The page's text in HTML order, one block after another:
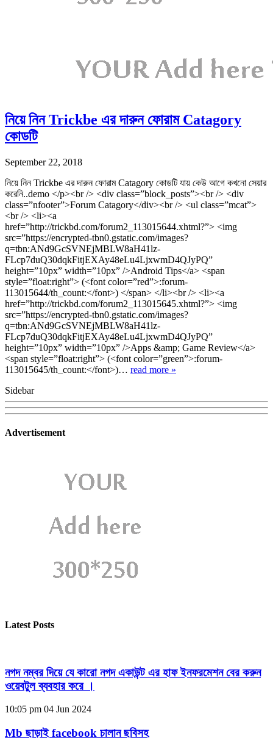
নিয়ে নিন Trickbe এর দারুন ফোরাম Catagory
কোডটি
September 22, 2018
নিয়ে নিন Trickbe এর দারুন ফোরাম Catagory কোডটি যায় কেউ আগে কখনো সেয়ার
করেনি..demo </p><br /> <div class=”block_posts”><br /> <div
class=”nfooter”>Forum Catagory</div><br /> <ul class=”mcat”>
<br /> <li><a
href=”http://trickbd.com/forum2_113015644.xhtml?”> <img
src=”https://encrypted-tbn0.gstatic.com/images?
q=tbn:ANd9GcSVNEjMBLW8aH41lz-
FLcp7duQ30dqkFitjEXAy48eLu4LjxwmD4QJyPQ”
height=”10px” width=”10px” />Android Tips</a> <span
style=”float:right”> (<font color=”red”>:forum-
113015644/th_count:</font>) </span> </li><br /> <li><a
href=”http://trickbd.com/forum2_113015645.xhtml?”> <img
src=”https://encrypted-tbn0.gstatic.com/images?
q=tbn:ANd9GcSVNEjMBLW8aH41lz-
FLcp7duQ30dqkFitjEXAy48eLu4LjxwmD4QJyPQ”
height=”10px” width=”10px” />Apps &amp; Game Review</a>
<span style=”float:right”> (<font color=”green”>:forum-
113015645/th_count:</font>)… read more »
Sidebar
Advertisement
Latest Posts
নগদ নম্বর দিয়ে যে কারো নগদ একাউন্ট এর হাফ ইনফরমেশন বের করুন
ওয়েবটুল ব্যবহার করে ।
10:05 pm 04 Jun 2024
Mb ছাড়াই facebook চালান ছবিসহ